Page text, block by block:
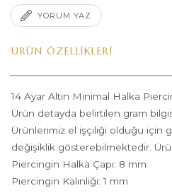
YORUM YAZ
ÜRÜN ÖZELLIKLERI
14 Ayar Altın Minimal Halka
Ürün detayda belirtilen gram
Ürünlerimiz el işçiliği olduğu için
değişiklik gösterebilmektedir.
Piercingin Halka Çapı: 8 mm
Piercingin Kalınlığı: 1 mm